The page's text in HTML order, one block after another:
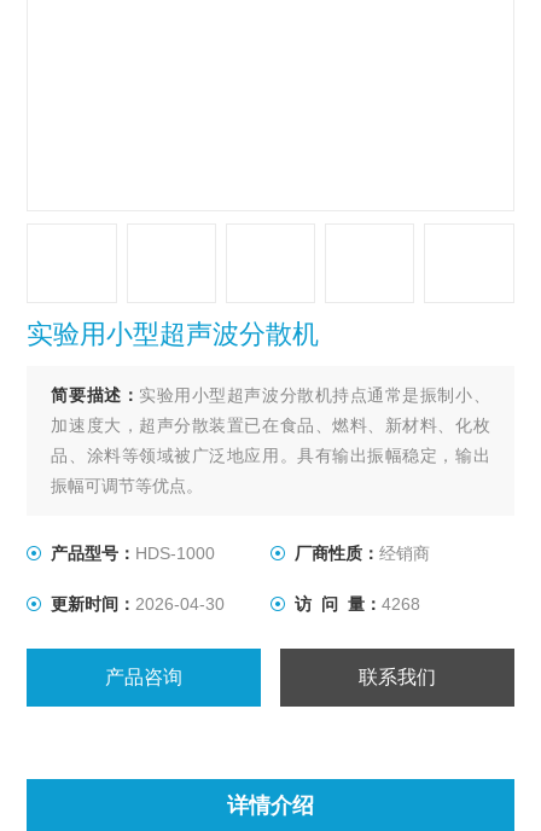
实验用小型超声波分散机
简要描述： 实验用小型超声波分散机持点通常是振制小、
加速度大，超声分散装置已在食品、燃料、新材料、化枚
品、涂料等领域被广泛地应用。具有输出振幅稳定，输出
振幅可调节等优点。
产品型号： HDS-1000 厂商性质： 经销商
更新时间： 2026-04-30 访 问 量： 4268
产品咨询 联系我们
详情介绍